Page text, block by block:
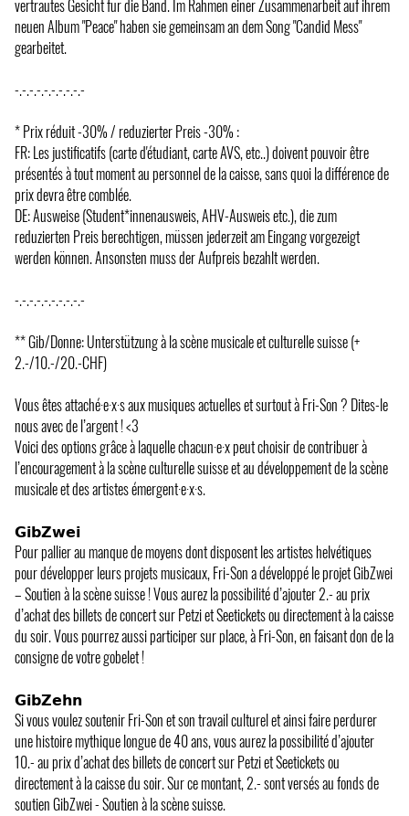
vertrautes Gesicht für die Band. Im Rahmen einer Zusammenarbeit auf ihrem
neuen Album "Peace" haben sie gemeinsam an dem Song "Candid Mess"
gearbeitet.
-.-.-.-.-.-.-.-.-.-
* Prix réduit -30% / reduzierter Preis -30% :
FR: Les justificatifs (carte d'étudiant, carte AVS, etc..) doivent pouvoir être
présentés à tout moment au personnel de la caisse, sans quoi la différence de
prix devra être comblée.
DE: Ausweise (Student*innenausweis, AHV-Ausweis etc.), die zum
reduzierten Preis berechtigen, müssen jederzeit am Eingang vorgezeigt
werden können. Ansonsten muss der Aufpreis bezahlt werden.
-.-.-.-.-.-.-.-.-.-
** Gib/Donne: Unterstützung à la scène musicale et culturelle suisse (+
2.-/10.-/20.-CHF)
Vous êtes attaché·e·x·s aux musiques actuelles et surtout à Fri-Son ? Dites-le
nous avec de l’argent ! <3
Voici des options grâce à laquelle chacun·e·x peut choisir de contribuer à
l’encouragement à la scène culturelle suisse et au développement de la scène
musicale et des artistes émergent·e·x·s.
𝗚𝗶𝗯𝗭𝘄𝗲𝗶
Pour pallier au manque de moyens dont disposent les artistes helvétiques
pour développer leurs projets musicaux, Fri-Son a développé le projet GibZwei
– Soutien à la scène suisse ! Vous aurez la possibilité d’ajouter 2.- au prix
d’achat des billets de concert sur Petzi et Seetickets ou directement à la caisse
du soir. Vous pourrez aussi participer sur place, à Fri-Son, en faisant don de la
consigne de votre gobelet !
𝗚𝗶𝗯𝗭𝗲𝗵𝗻
Si vous voulez soutenir Fri-Son et son travail culturel et ainsi faire perdurer
une histoire mythique longue de 40 ans, vous aurez la possibilité d’ajouter
10.- au prix d’achat des billets de concert sur Petzi et Seetickets ou
directement à la caisse du soir. Sur ce montant, 2.- sont versés au fonds de
soutien GibZwei - Soutien à la scène suisse.